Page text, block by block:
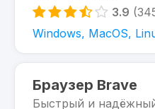
3.9
Windows, MacOS,
Браузер Brave
Быстрый и